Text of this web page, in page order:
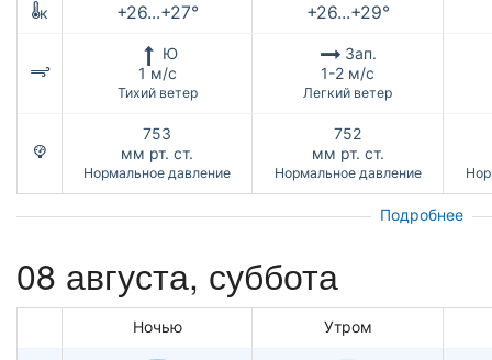
к +26...+27° +26...+29°
Ю
1 м/с
Тихий ветер
Зап.
1-2 м/с
Легкий ветер
753
мм рт. ст.
Нормальное давление
752
мм рт. ст.
Нормальное давление
Подробнее
08 августа, суббота
Ночью Утром